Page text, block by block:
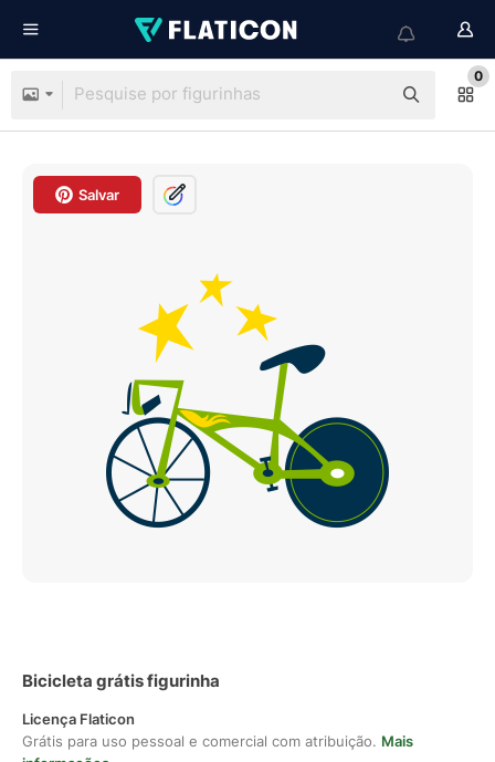
0
Salvar
Bicicleta grátis figurinha
Licença Flaticon
Grátis para uso pessoal e comercial com atribuição. Mais